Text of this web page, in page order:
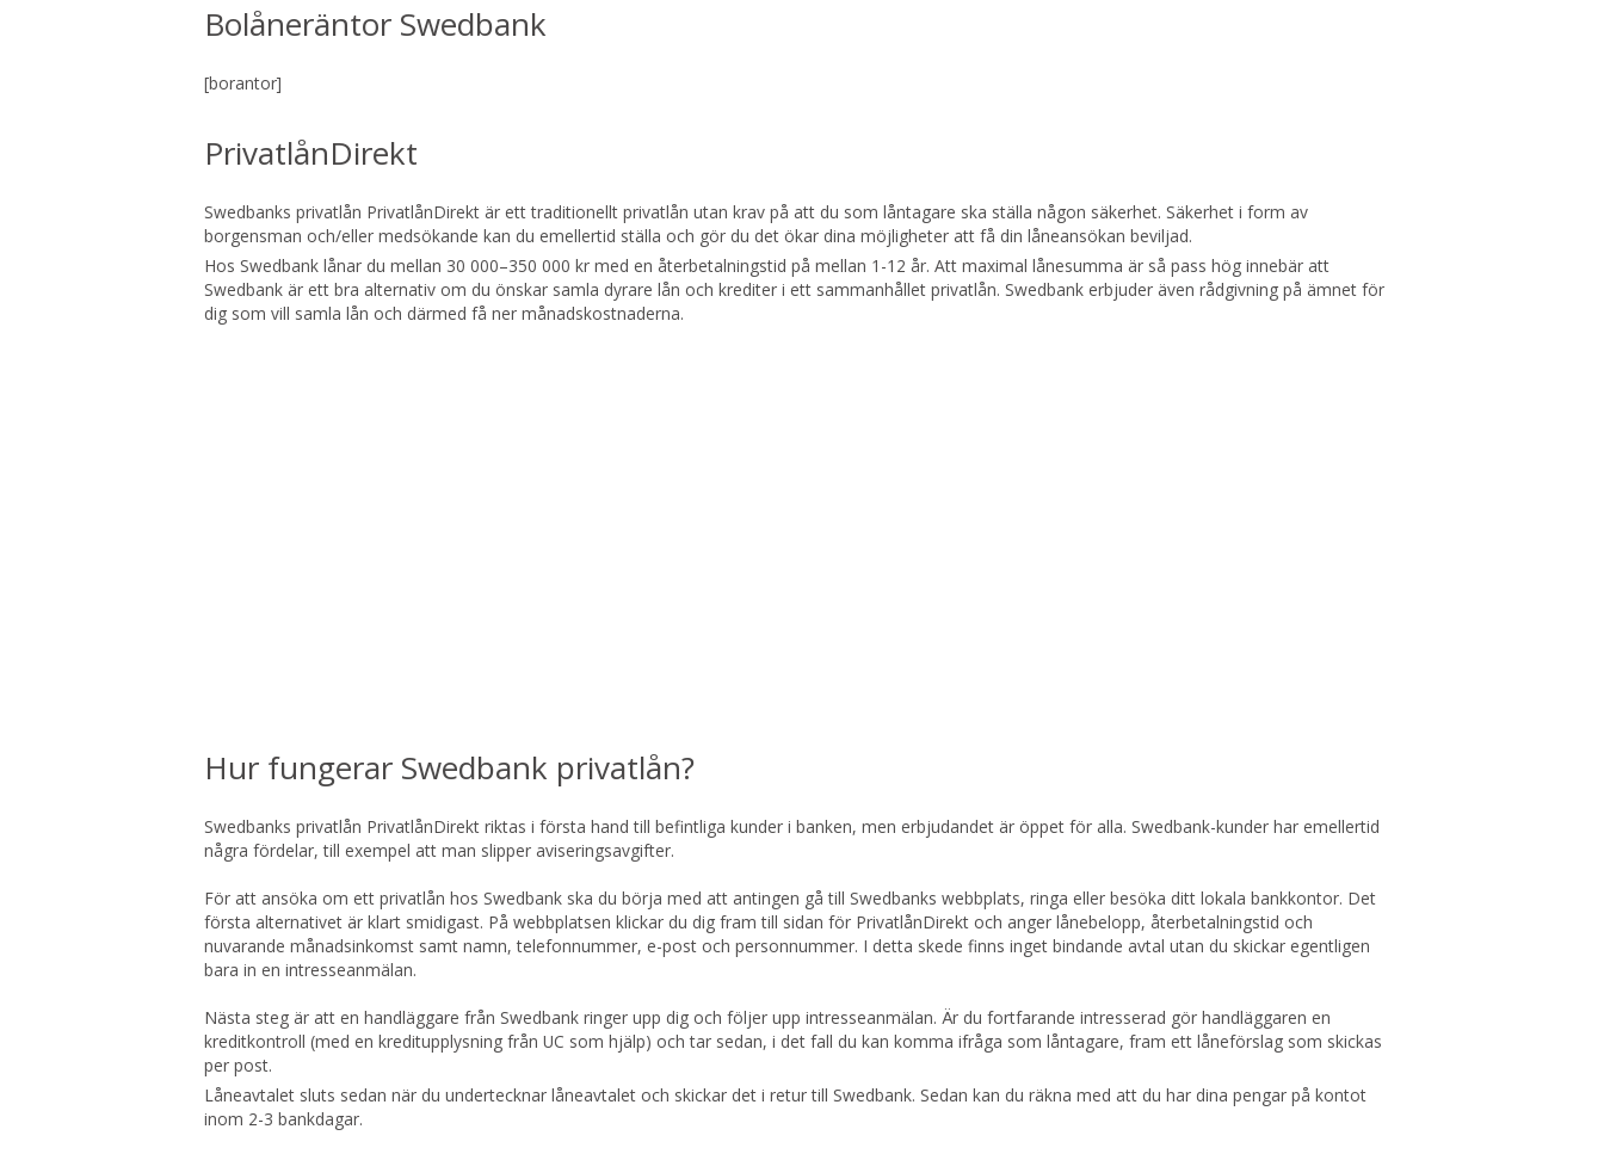
Bolåneräntor Swedbank
[borantor]
PrivatlånDirekt
Swedbanks privatlån PrivatlånDirekt är ett traditionellt privatlån utan krav på att du som låntagare ska ställa någon säkerhet. Säkerhet i form av
borgensman och/eller medsökande kan du emellertid ställa och gör du det ökar dina möjligheter att få din låneansökan beviljad.
Hos Swedbank lånar du mellan 30 000–350 000 kr med en återbetalningstid på mellan 1-12 år. Att maximal lånesumma är så pass hög innebär att
Swedbank är ett bra alternativ om du önskar samla dyrare lån och krediter i ett sammanhållet privatlån. Swedbank erbjuder även rådgivning på ämnet för
dig som vill samla lån och därmed få ner månadskostnaderna.
Hur fungerar Swedbank privatlån?
Swedbanks privatlån PrivatlånDirekt riktas i första hand till befintliga kunder i banken, men erbjudandet är öppet för alla. Swedbank-kunder har emellertid
några fördelar, till exempel att man slipper aviseringsavgifter.
För att ansöka om ett privatlån hos Swedbank ska du börja med att antingen gå till Swedbanks webbplats, ringa eller besöka ditt lokala bankkontor. Det
första alternativet är klart smidigast. På webbplatsen klickar du dig fram till sidan för PrivatlånDirekt och anger lånebelopp, återbetalningstid och
nuvarande månadsinkomst samt namn, telefonnummer, e-post och personnummer. I detta skede finns inget bindande avtal utan du skickar egentligen
bara in en intresseanmälan.
Nästa steg är att en handläggare från Swedbank ringer upp dig och följer upp intresseanmälan. Är du fortfarande intresserad gör handläggaren en
kreditkontroll (med en kreditupplysning från UC som hjälp) och tar sedan, i det fall du kan komma ifråga som låntagare, fram ett låneförslag som skickas
per post.
Låneavtalet sluts sedan när du undertecknar låneavtalet och skickar det i retur till Swedbank. Sedan kan du räkna med att du har dina pengar på kontot
inom 2-3 bankdagar.